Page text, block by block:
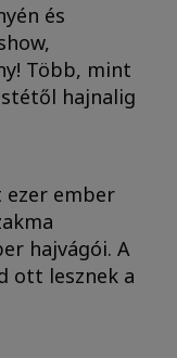
és
Több, mint
hajnalig
ezer ember
hajvágói. A
ott lesznek a